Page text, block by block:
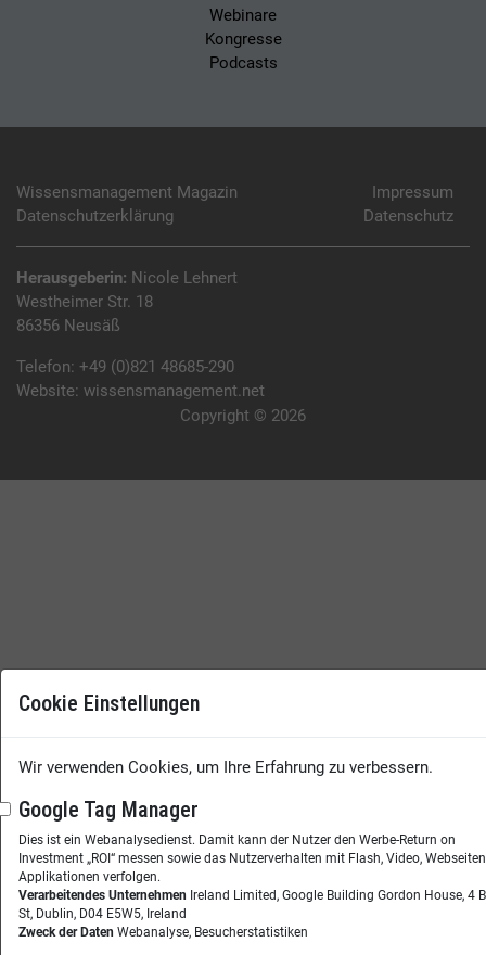
Webinare
Kongresse
Podcasts
Wissensmanagement Magazin
Impressum
Datenschutzerklärung
Datenschutz
Herausgeberin: Nicole Lehnert
Westheimer Str. 18
86356 Neusäß
Telefon: +49 (0)821 48685-290
Website: wissensmanagement.net
Copyright © 2026
Cookie Einstellungen
Wir verwenden Cookies, um Ihre Erfahrung zu verbessern.
Google Tag Manager
Dies ist ein Webanalysedienst. Damit kann der Nutzer den Werbe-Return on
Investment „ROI“ messen sowie das Nutzerverhalten mit Flash, Video,
Applikationen verfolgen.
Verarbeitendes Unternehmen Ireland Limited, Google Building Gordon House, 4
St, Dublin, D04 E5W5, Ireland
Zweck der Daten Webanalyse, Besucherstatistiken